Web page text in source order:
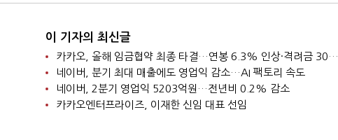
이 기자의 최신글
카카오, 올해 임금협약 최종 타결…연봉 6.3% 인상·격려금 300만원
네이버, 분기 최대 매출에도 영업익 감소…AI 팩토리 속도
네이버, 2분기 영업익 5203억원…전년비 0.2% 감소
카카오엔터프라이즈, 이재한 신임 대표 선임